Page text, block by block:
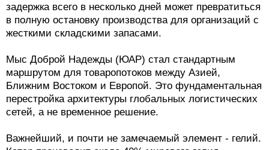
задержка всего в несколько дней может превратиться
в полную остановку производства для организаций с
жесткими складскими запасами.
Мыс Доброй Надежды (ЮАР) стал стандартным
маршрутом для товаропотоков между Азией,
Ближним Востоком и Европой. Это фундаментальная
перестройка архитектуры глобальных логистических
сетей, а не временное решение.
Важнейший, и почти не замечаемый элемент - гелий.